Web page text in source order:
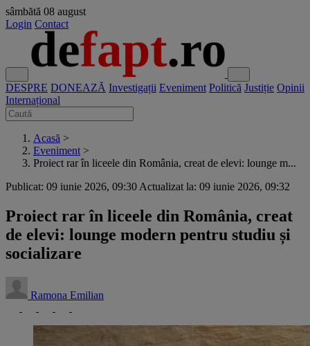
sâmbătă 08 august
Login Contact
DESPRE DONEAZĂ Investigații Eveniment Politică Justiție Opinii
Internațional
Acasă >
Eveniment >
Proiect rar în liceele din România, creat de elevi: lounge m...
Publicat: 09 iunie 2026, 09:30 Actualizat la: 09 iunie 2026, 09:32
Proiect rar în liceele din România, creat
de elevi: lounge modern pentru studiu și
socializare
Ramona Emilian